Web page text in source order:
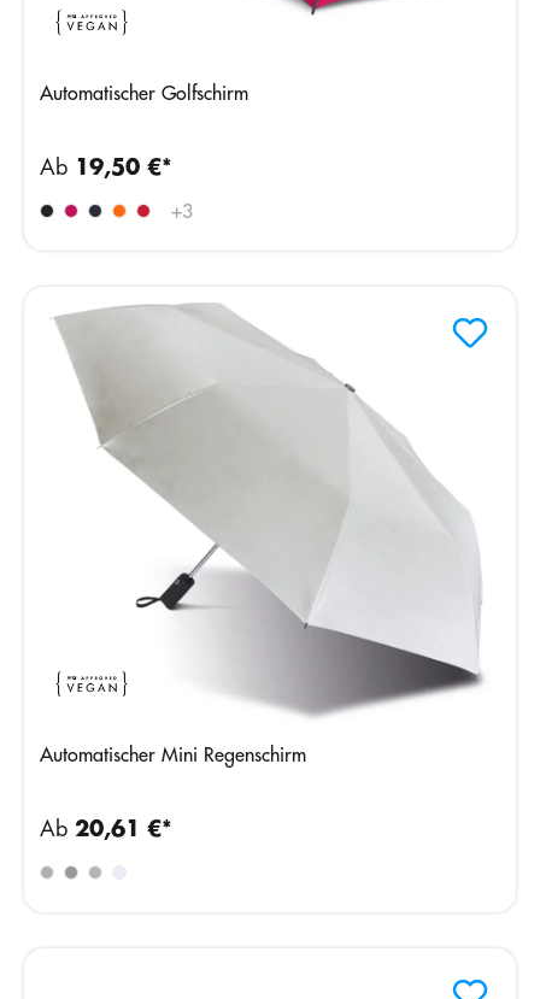
Automatischer Golfschirm
+3
Ab 19,50 €*
Automatischer Mini Regenschirm
Ab 20,61 €*